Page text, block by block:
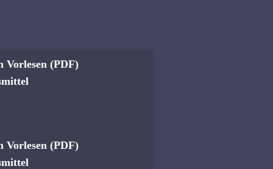
Vorlesen (PDF)
Vorlesen (PDF)